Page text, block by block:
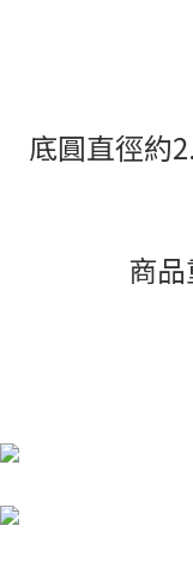
底圓直徑約
商